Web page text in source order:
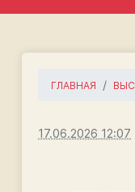
ГЛАВНАЯ
17.06.2026 12:07